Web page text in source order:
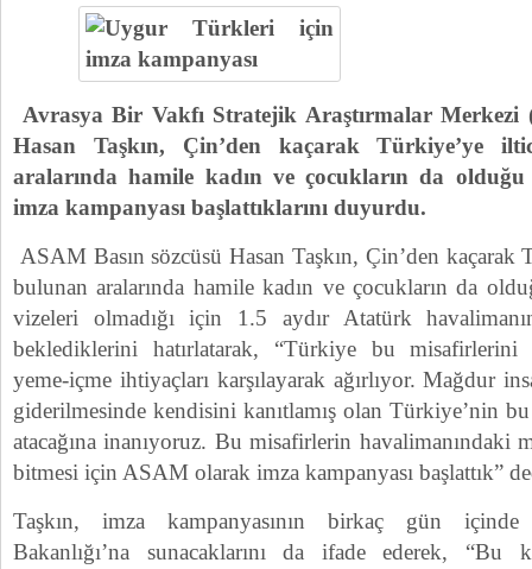
Avrasya Bir Vakfı Stratejik Araştırmalar Merkezi
Hasan Taşkın, Çin’den kaçarak Türkiye’ye
aralarında hamile kadın ve çocukların da
imza kampanyası başlattıklarını duyurdu.
ASAM Basın sözcüsü Hasan Taşkın, Çin’den kaçarak
bulunan aralarında hamile kadın ve çocukların da
vizeleri olmadığı için 1.5 aydır Atatürk
beklediklerini hatırlatarak, “Türkiye bu misafirlerini
yeme-içme ihtiyaçları karşılayarak ağırlıyor. Mağdur
giderilmesinde kendisini kanıtlamış olan Türkiye’nin
atacağına inanıyoruz. Bu misafirlerin havalimanındaki
bitmesi için ASAM olarak imza kampanyası başlattık”
Taşkın, imza kampanyasının birkaç gün içinde
Bakanlığı’na sunacaklarını da ifade ederek, “Bu